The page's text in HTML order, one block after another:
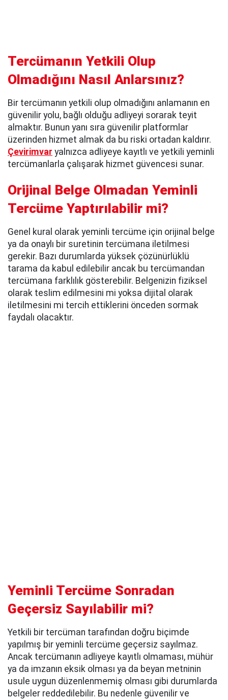
Tercümanın Yetkili Olup
Olmadığını Nasıl Anlarsınız?
Bir tercümanın yetkili olup olmadığını anlamanın en
güvenilir yolu, bağlı olduğu adliyeyi sorarak teyit
almaktır. Bunun yanı sıra güvenilir platformlar
üzerinden hizmet almak da bu riski ortadan kaldırır.
Çevirimvar yalnızca adliyeye kayıtlı ve yetkili yeminli
tercümanlarla çalışarak hizmet güvencesi sunar.
Orijinal Belge Olmadan Yeminli
Tercüme Yaptırılabilir mi?
Genel kural olarak yeminli tercüme için orijinal belge
ya da onaylı bir suretinin tercümana iletilmesi
gerekir. Bazı durumlarda yüksek çözünürlüklü
tarama da kabul edilebilir ancak bu tercümandan
tercümana farklılık gösterebilir. Belgenizin fiziksel
olarak teslim edilmesini mi yoksa dijital olarak
iletilmesini mi tercih ettiklerini önceden sormak
faydalı olacaktır.
Yeminli Tercüme Sonradan
Geçersiz Sayılabilir mi?
Yetkili bir tercüman tarafından doğru biçimde
yapılmış bir yeminli tercüme geçersiz sayılmaz.
Ancak tercümanın adliyeye kayıtlı olmaması, mühür
ya da imzanın eksik olması ya da beyan metninin
usule uygun düzenlenmemiş olması gibi durumlarda
belgeler reddedilebilir. Bu nedenle güvenilir ve